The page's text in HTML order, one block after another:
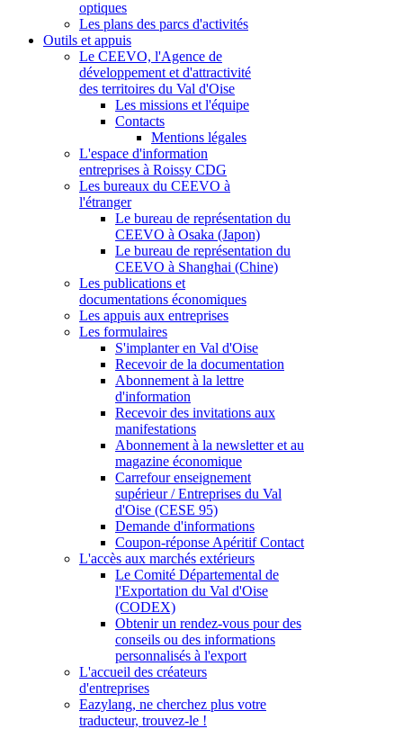
optiques
Les plans des parcs d'activités
Outils et appuis
Le CEEVO, l'Agence de
développement et d'attractivité
des territoires du Val d'Oise
Les missions et l'équipe
Contacts
Mentions légales
L'espace d'information
entreprises à Roissy CDG
Les bureaux du CEEVO à
l'étranger
Le bureau de représentation du
CEEVO à Osaka (Japon)
Le bureau de représentation du
CEEVO à Shanghai (Chine)
Les publications et
documentations économiques
Les appuis aux entreprises
Les formulaires
S'implanter en Val d'Oise
Recevoir de la documentation
Abonnement à la lettre
d'information
Recevoir des invitations aux
manifestations
Abonnement à la newsletter et au
magazine économique
Carrefour enseignement
supérieur / Entreprises du Val
d'Oise (CESE 95)
Demande d'informations
Coupon-réponse Apéritif Contact
L'accès aux marchés extérieurs
Le Comité Départemental de
l'Exportation du Val d'Oise
(CODEX)
Obtenir un rendez-vous pour des
conseils ou des informations
personnalisés à l'export
L'accueil des créateurs
d'entreprises
Eazylang, ne cherchez plus votre
traducteur, trouvez-le !